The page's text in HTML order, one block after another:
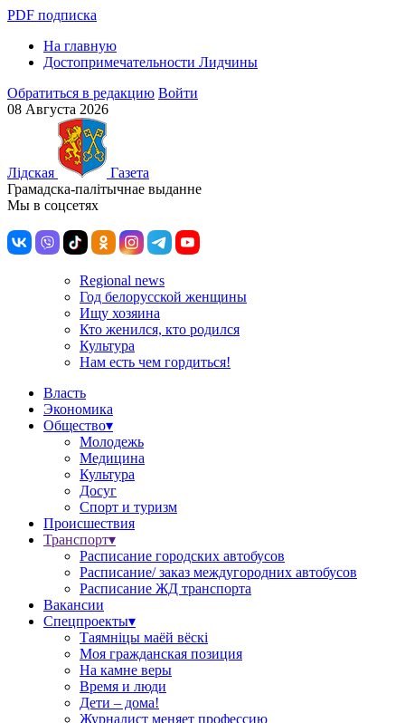
PDF подписка
На главную
Достопримечательности Лидчины
Обратиться в редакцию Войти
08 Августа 2026
Лiдская
Газета
Грамадска-палiтычнае выданне
Мы в соцсетях
Regional news
Год белорусской женщины
Ищу хозяина
Кто женился, кто родился
Культура
Нам есть чем гордиться!
Власть
Экономика
Общество▾
Молодежь
Медицина
Культура
Досуг
Спорт и туризм
Происшествия
Транспорт▾
Расписание городских автобусов
Расписание/ заказ междугородних автобусов
Расписание ЖД транспорта
Вакансии
Спецпроекты▾
Таямніцы маёй вёскі
Моя гражданская позиция
На камне веры
Время и люди
Дети – дома!
Журналист меняет профессию